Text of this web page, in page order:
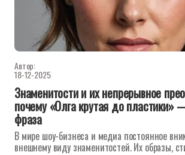
Автор:
18-12-2025
Знаменитости и их непрерывное
почему «Олга крутая до пластики»
фраза
В мире шоу-бизнеса и медиа постоянное
внешнему виду знаменитостей. Их образы,